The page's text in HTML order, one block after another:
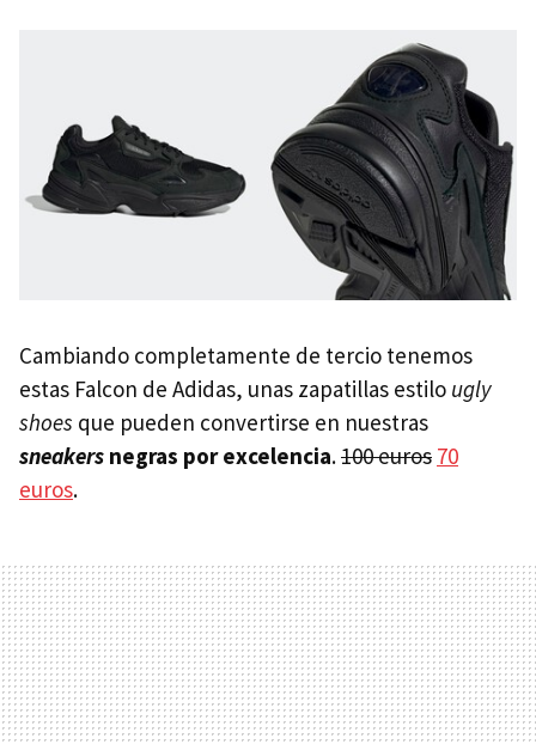
Cambiando completamente de tercio tenemos
estas Falcon de Adidas, unas zapatillas estilo ugly
shoes que pueden convertirse en nuestras
sneakers negras por excelencia.100 euros 70
euros.